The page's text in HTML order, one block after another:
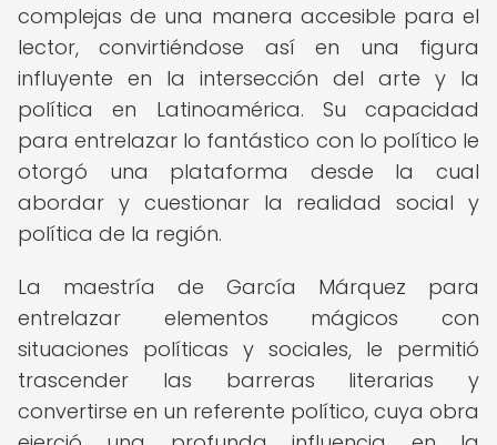
complejas de una manera accesible para el
lector, convirtiéndose así en una figura
influyente en la intersección del arte y la
política en Latinoamérica. Su capacidad
para entrelazar lo fantástico con lo político le
otorgó una plataforma desde la cual
abordar y cuestionar la realidad social y
política de la región.
La maestría de García Márquez para
entrelazar elementos mágicos con
situaciones políticas y sociales, le permitió
trascender las barreras literarias y
convertirse en un referente político, cuya obra